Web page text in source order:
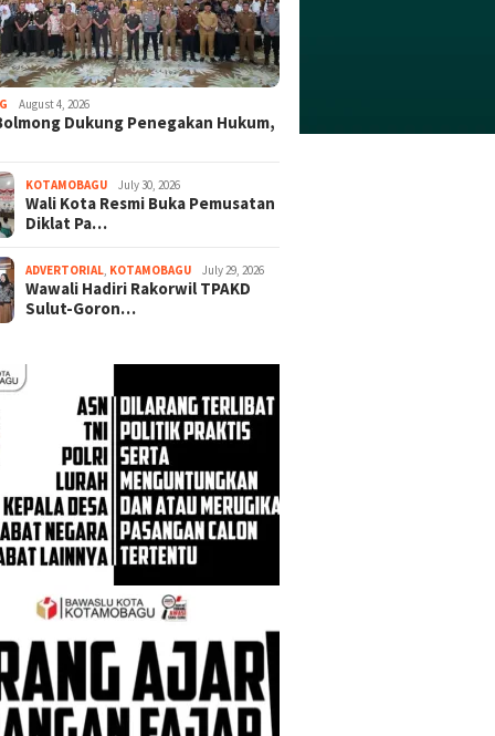
August 4, 2026
Dukung Penegakan Hukum,
KOTAMOBAGU July 30, 2026
Wali Kota Resmi Buka Pemusatan
Diklat Pa…
ADVERTORIAL, KOTAMOBAGU July 29, 2026
Wawali Hadiri Rakorwil TPAKD
Sulut-Goron…